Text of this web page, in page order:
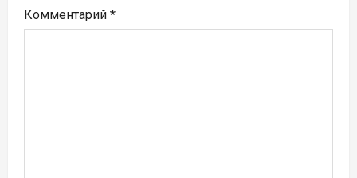
п
Комментарий *